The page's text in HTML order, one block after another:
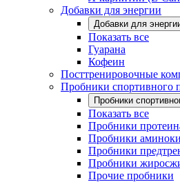
Добавки для энергии
Добавки для
Показать все
Гуарана
Кофеин
Посттренировочные
Пробники спортивного
Пробники
Показать все
Пробники
Пробники
Пробники
Пробники
Прочие пробники